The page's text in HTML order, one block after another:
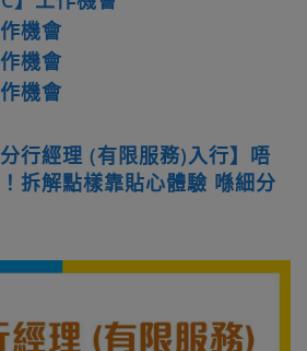
機會
機會
機會
行經理 (有限服務)入行】唔
拆解點樣靠貼心體驗 喺細分